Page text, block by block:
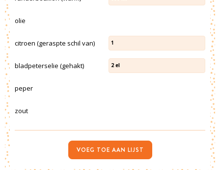
olie
citroen (geraspte schil van) 1
bladpeterselie (gehakt) 2 el
peper
zout
VOEG TOE AAN LIJST